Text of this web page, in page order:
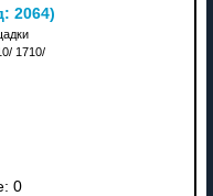
2064)
1710/
0